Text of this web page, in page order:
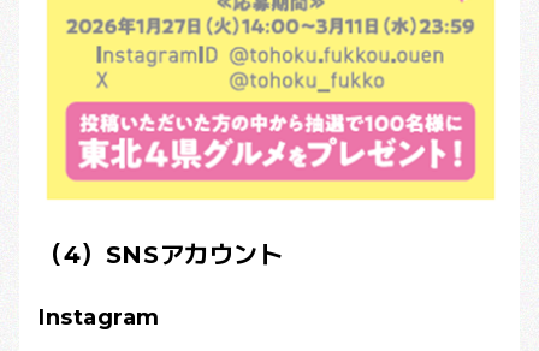
（4）SNSアカウント
Instagram